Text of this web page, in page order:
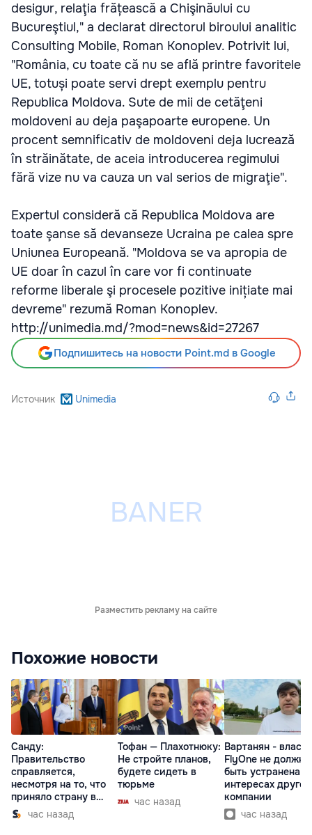
desigur, relaţia frățească a Chişinăului cu
Bucureştiul," a declarat directorul biroului analitic
Consulting Mobile, Roman Konoplev. Potrivit lui,
"România, cu toate că nu se află printre favoritele
UE, totuși poate servi drept exemplu pentru
Republica Moldova. Sute de mii de cetăţeni
moldoveni au deja paşapoarte europene. Un
procent semnificativ de moldoveni deja lucrează
în străinătate, de aceia introducerea regimului
fără vize nu va cauza un val serios de migraţie".
Expertul consideră că Republica Moldova are
toate şanse să devanseze Ucraina pe calea spre
Uniunea Europeană. "Moldova se va apropia de
UE doar în cazul în care vor fi continuate
reforme liberale şi procesele pozitive inițiate mai
devreme" rezumă Roman Konoplev.
http://unimedia.md/?mod=news&id=27267
Подпишитесь на новости Point.md в Google
Источник Unimedia
Разместить рекламу на сайте
Похожие новости
Санду:
Правительство
справляется,
несмотря на то, что
приняло страну в
разгар кризиса
час назад
Тофан — Плахотнюку:
Не стройте планов,
будете сидеть в
тюрьме
час назад
Вартанян -
FlyOne не должна
быть устранена в
интересах другой
компании
час назад